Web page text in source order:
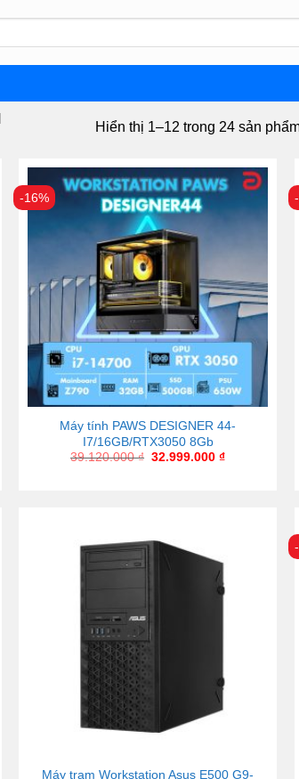
Hiển thị 1–12 trong 24 sản
-16%
Máy tính PAWS DESIGNER 44-
I7/16GB/RTX3050 8Gb
39.120.000₫ 32.999.000₫
Máy trạm Workstation Asus E500 G9-